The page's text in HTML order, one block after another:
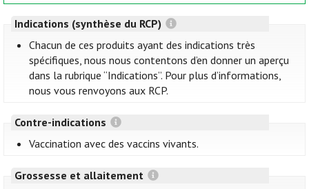
Indications (synthèse du RCP)
Chacun de ces produits ayant des indications très
spécifiques, nous nous contentons d’en donner un aperçu
dans la rubrique “Indications”. Pour plus d’informations,
nous vous renvoyons aux RCP.
Contre-indications
Vaccination avec des vaccins vivants.
Grossesse et allaitement